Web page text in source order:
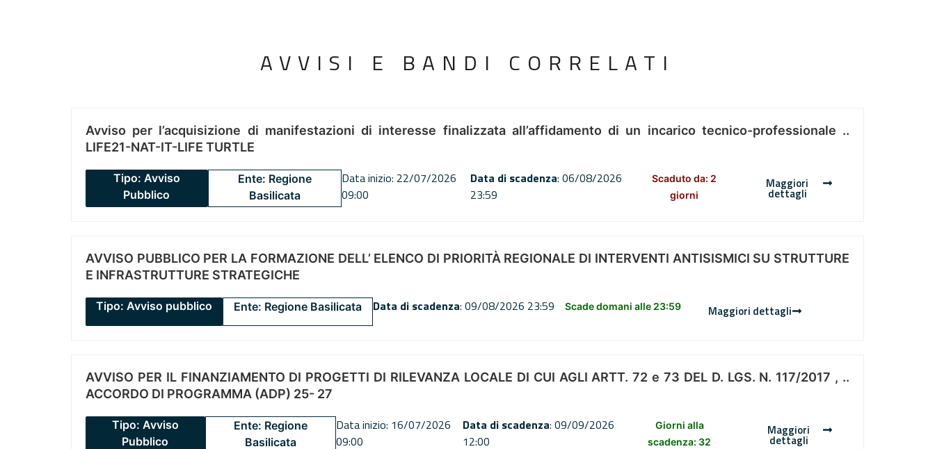
AVVISI E BANDI CORRELATI
Avviso per l’acquisizione di manifestazioni di interesse finalizzata all’affidamento di un incarico tecnico-professionale ..
LIFE21-NAT-IT-LIFE TURTLE
Tipo: Avviso
Pubblico
Ente: Regione
Basilicata
Data inizio: 22/07/2026
09:00
Data di scadenza: 06/08/2026
23:59
Scaduto da: 2
giorni
Maggiori
dettagli
AVVISO PUBBLICO PER LA FORMAZIONE DELL’ ELENCO DI PRIORITÀ REGIONALE DI INTERVENTI ANTISISMICI SU STRUTTURE
E INFRASTRUTTURE STRATEGICHE
Tipo: Avviso pubblico Ente: Regione Basilicata Data di scadenza: 09/08/2026 23:59 Scade domani alle 23:59 Maggiori dettagli
AVVISO PER IL FINANZIAMENTO DI PROGETTI DI RILEVANZA LOCALE DI CUI AGLI ARTT. 72 e 73 DEL D. LGS. N. 117/2017 , ..
ACCORDO DI PROGRAMMA (ADP) 25- 27
Tipo: Avviso
Pubblico
Ente: Regione
Basilicata
Data inizio: 16/07/2026
09:00
Data di scadenza: 09/09/2026
12:00
Giorni alla
scadenza: 32
Maggiori
dettagli